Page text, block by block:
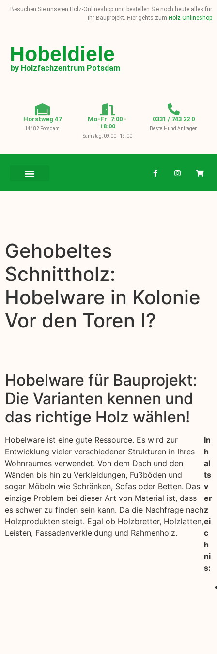
Besuchen Sie unseren Holz-Onlineshop und bestellen Sie noch heute alles für
Ihr Bauprojekt. Hier gehts zum Holz Onlineshop
Hobeldiele
by Holzfachzentrum Potsdam
Horstweg 47
14482 Potsdam
Mo-Fr: 7:00 -
18:00
Samstag: 09:00 - 13:00
0331 / 743 22 0
Bestell- und Anfragen
Gehobeltes
Schnittholz:
Hobelware in Kolonie
Vor den Toren I?
Hobelware für Bauprojekt:
Die Varianten kennen und
das richtige Holz wählen!
Hobelware ist eine gute Ressource. Es wird zur
Entwicklung vieler verschiedener Strukturen in Ihres
Wohnraumes verwendet. Von dem Dach und den
Wänden bis hin zu Verkleidungen, Fußböden und
sogar Möbeln wie Schränken, Sofas oder Betten. Das
einzige Problem bei dieser Art von Material ist, dass
es schwer zu finden sein kann. Da die Nachfrage nach
Holzprodukten steigt. Egal ob Holzbretter, Holzlatten,
Leisten, Fassadenverkleidung und Rahmenholz.
In
h
al
ts
v
er
z
ei
c
h
ni
s: